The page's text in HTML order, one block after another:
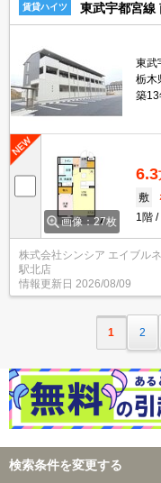
賃貸ハイツ 東武宇都宮線
東武
栃木
築13
画像：27枚
6.3
敷
1階
株式会社シンシア エイブル
駅北店
情報更新日 2026/08/09
1 2
検索条件を変更する